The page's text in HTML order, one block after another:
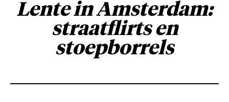
Lente in Amsterdam:
straatflirts en
stoepborrels